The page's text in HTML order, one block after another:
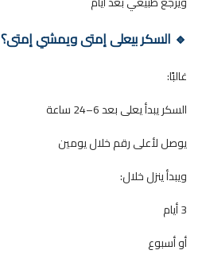
🔹 السكر بيعلى إمتى ويمشي إمتى؟
غالبًا:
السكر يبدأ يعلى بعد 6–24 ساعة
يوصل لأعلى رقم خلال يومين
ويبدأ ينزل خلال:
3 أيام
أو أسبوع